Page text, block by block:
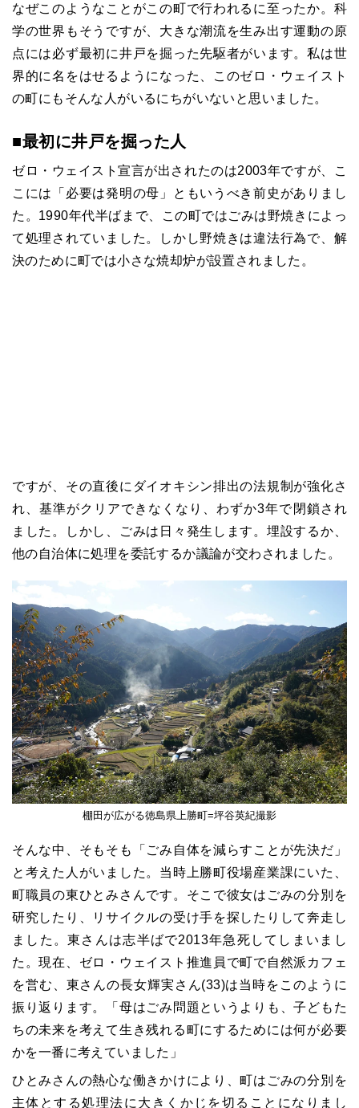
なぜこのようなことがこの町で行われるに至ったか。科
学の世界もそうですが、大きな潮流を生み出す運動の原
点には必ず最初に井戸を掘った先駆者がいます。私は世
界的に名をはせるようになった、このゼロ・ウェイスト
の町にもそんな人がいるにちがいないと思いました。
■最初に井戸を掘った人
ゼロ・ウェイスト宣言が出されたのは2003年ですが、こ
こには「必要は発明の母」ともいうべき前史がありまし
た。1990年代半ばまで、この町ではごみは野焼きによっ
て処理されていました。しかし野焼きは違法行為で、解
決のために町では小さな焼却炉が設置されました。
ですが、その直後にダイオキシン排出の法規制が強化さ
れ、基準がクリアできなくなり、わずか3年で閉鎖され
ました。しかし、ごみは日々発生します。埋設するか、
他の自治体に処理を委託するか議論が交わされました。
棚田が広がる徳島県上勝町=坪谷英紀撮影
そんな中、そもそも「ごみ自体を減らすことが先決だ」
と考えた人がいました。当時上勝町役場産業課にいた、
町職員の東ひとみさんです。そこで彼女はごみの分別を
研究したり、リサイクルの受け手を探したりして奔走し
ました。東さんは志半ばで2013年急死してしまいまし
た。現在、ゼロ・ウェイスト推進員で町で自然派カフェ
を営む、東さんの長女輝実さん(33)は当時をこのように
振り返ります。「母はごみ問題というよりも、子どもた
ちの未来を考えて生き残れる町にするためには何が必要
かを一番に考えていました」
ひとみさんの熱心な働きかけにより、町はごみの分別を
主体とする処理法に大きくかじを切ることになりまし